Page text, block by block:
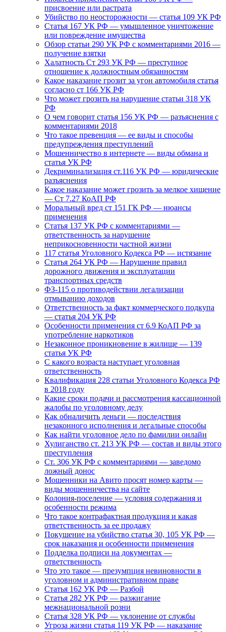
присвоение или растрата
Убийство по неосторожности — статья 109 УК РФ
Статья 167 УК РФ — умышленное уничтожение
или повреждение имущества
Обзор статьи 290 УК РФ с комментариями 2016 —
получение взятки
Халатность Ст 293 УК РФ — преступное
отношение к должностным обязанностям
Какое наказание грозит за угон автомобиля статья
согласно ст 166 УК РФ
Что может грозить на нарушение статьи 318 УК
РФ
О чем говорит статья 156 УК РФ — разъяснения с
комментариями 2018
Что такое превенция — ее виды и способы
предупреждения преступлений
Мошенничество в интернете — виды обмана и
статья УК РФ
Декриминализация ст.116 УК РФ — юридические
разъяснения
Какое наказание может грозить за мелкое хищение
— Ст 7.27 КоАП РФ
Моральный вред ст 151 ГК РФ — нюансы
применения
Статья 137 УК РФ с комментариями —
ответственность за нарушение
неприкосновенности частной жизни
117 статья Уголовного Кодекса РФ — истязание
Статья 264 УК РФ — Нарушение правил
дорожного движения и эксплуатации
транспортных средств
ФЗ-115 о противодействии легализации
отмыванию доходов
Ответственность за факт коммерческого подкупа
— статья 204 УК РФ
Особенности применения ст 6.9 КоАП РФ за
употребление наркотиков
Незаконное проникновение в жилище — 139
статья УК РФ
С какого возраста наступает уголовная
ответственность
Квалификация 228 статьи Уголовного Кодекса РФ
в 2018 году
Какие сроки подачи и рассмотрения кассационной
жалобы по уголовному делу
Как обналичить деньги — последствия
незаконного исполнения и легальные способы
Как найти уголовное дело по фамилии онлайн
Хулиганство ст. 213 УК РФ — состав и виды этого
преступления
Ст. 306 УК РФ с комментариями — заведомо
ложный донос
Мошенники на Авито просят номер карты —
виды мошенничества на сайте
Колония-поселение — условия содержания и
особенности режима
Что такое контрафактная продукция и какая
ответственность за ее продажу
Покушение на убийство статья 30, 105 УК РФ —
срок наказания и особенности применения
Подделка подписи на документах —
ответственность
Что это такое — презумпция невиновности в
уголовном и административном праве
Статья 162 УК РФ — Разбой
Статья 282 УК РФ — разжигание
межнациональной розни
Статья 328 УК РФ — уклонение от службы
Угроза жизни статья 119 УК РФ — наказание